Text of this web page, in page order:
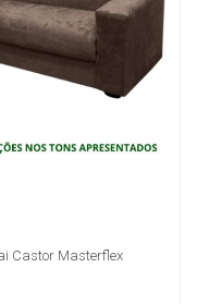
Castor Masterflex